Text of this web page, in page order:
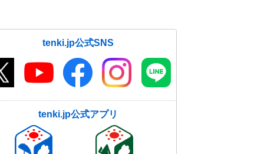
tenki.jp公式SNS
tenki.jp公式アプリ